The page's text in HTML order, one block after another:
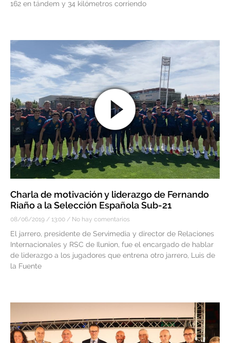
162 en tándem y 34 kilómetros corriendo
Charla de motivación y liderazgo de Fernando
Riaño a la Selección Española Sub-21
08/06/2019 13:00 No hay comentarios
El jarrero, presidente de Servimedia y director de Relaciones
Internacionales y RSC de Ilunion, fue el encargado de hablar
de liderazgo a los jugadores que entrena otro jarrero, Luis de
la Fuente